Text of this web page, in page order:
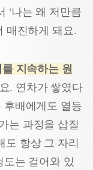
‘나는 왜 저만큼
매진하게 돼요.
지속하는 원
. 연차가 쌓였다
후배에게도 열등
는 과정을 삽질
도 항상 그 자리
도는 걸어와 있